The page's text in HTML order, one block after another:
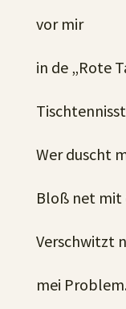
vor mir
in de „Rote
Wer duscht
Bloß net mit
Verschwitzt
mei